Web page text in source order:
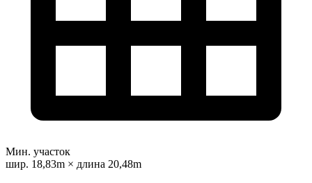
Мин. участок
шир. 18,83m × длина 20,48m